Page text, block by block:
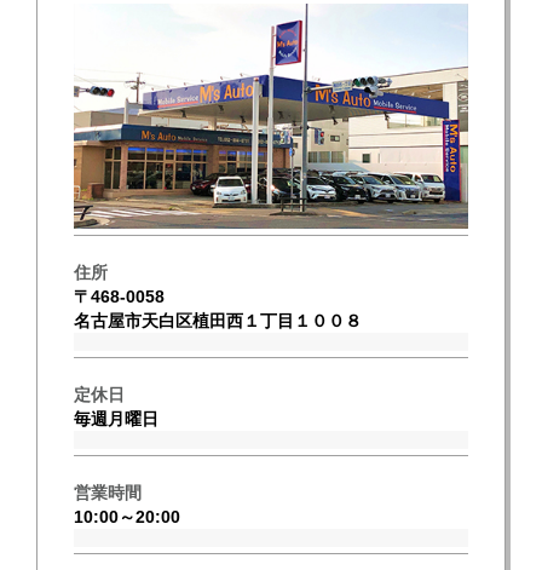
住所
〒468-0058
名古屋市天白区植田西１丁目１００８
定休日
毎週月曜日
営業時間
10:00～20:00